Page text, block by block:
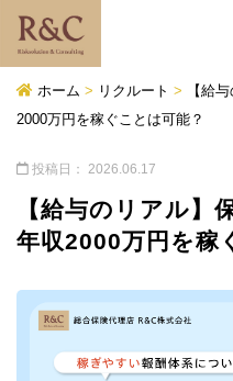
ホーム > リクルート >
【給
2000万円を稼ぐことは可能？
投稿日： 2026.06.17
【給与のリアル】
年収2000万円を稼